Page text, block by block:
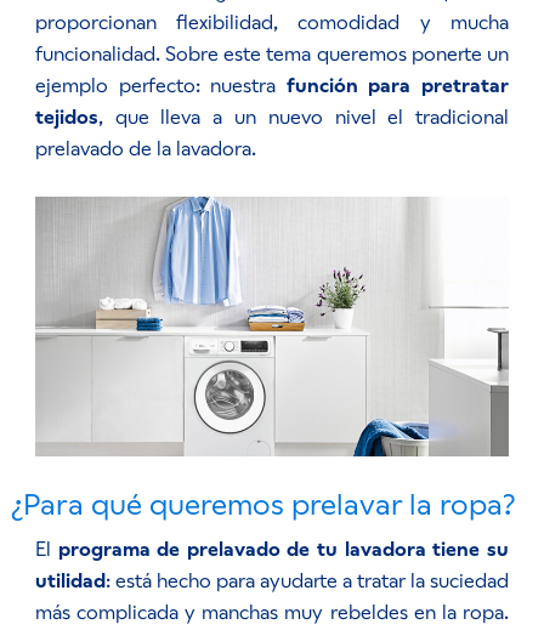
proporcionan flexibilidad, comodidad y mucha
funcionalidad. Sobre este tema queremos ponerte un
ejemplo perfecto: nuestra función para pretratar
tejidos, que lleva a un nuevo nivel el tradicional
prelavado de la lavadora.
¿Para qué queremos prelavar la ropa?
El programa de prelavado de tu lavadora tiene su
utilidad: está hecho para ayudarte a tratar la suciedad
más complicada y manchas muy rebeldes en la ropa.